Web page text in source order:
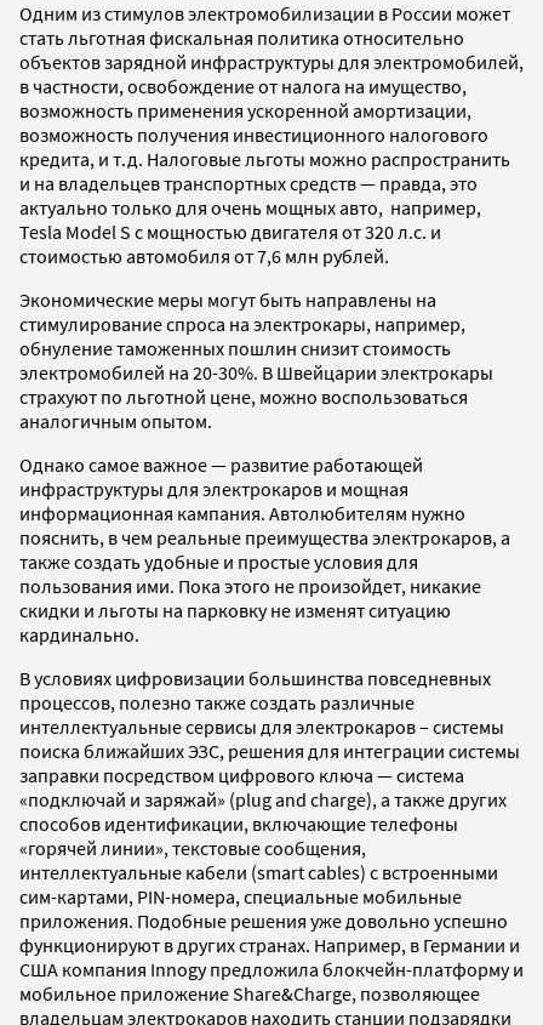
Одним из стимулов электромобилизации в России может
стать льготная фискальная политика относительно
объектов зарядной инфраструктуры для электромобилей,
в частности, освобождение от налога на имущество,
возможность применения ускоренной амортизации,
возможность получения инвестиционного налогового
кредита, и т.д. Налоговые льготы можно распространить
и на владельцев транспортных средств — правда, это
актуально только для очень мощных авто, например,
Tesla Model S c мощностью двигателя от 320 л.с. и
стоимостью автомобиля от 7,6 млн рублей.
Экономические меры могут быть направлены на
стимулирование спроса на электрокары, например,
обнуление таможенных пошлин снизит стоимость
электромобилей на 20-30%. В Швейцарии электрокары
страхуют по льготной цене, можно воспользоваться
аналогичным опытом.
Однако самое важное — развитие работающей
инфраструктуры для электрокаров и мощная
информационная кампания. Автолюбителям нужно
пояснить, в чем реальные преимущества электрокаров, а
также создать удобные и простые условия для
пользования ими. Пока этого не произойдет, никакие
скидки и льготы на парковку не изменят ситуацию
кардинально.
В условиях цифровизации большинства повседневных
процессов, полезно также создать различные
интеллектуальные сервисы для электрокаров – системы
поиска ближайших ЭЗС, решения для интеграции системы
заправки посредством цифрового ключа — система
«подключай и заряжай» (plug and charge), а также других
способов идентификации, включающие телефоны
«горячей линии», текстовые сообщения,
интеллектуальные кабели (smart cables) с встроенными
сим-картами, PIN-номера, специальные мобильные
приложения. Подобные решения уже довольно успешно
функционируют в других странах. Например, в Германии и
США компания Innogy предложила блокчейн-платформу и
мобильное приложение Share&Charge, позволяющее
владельцам электрокаров находить станции подзарядки